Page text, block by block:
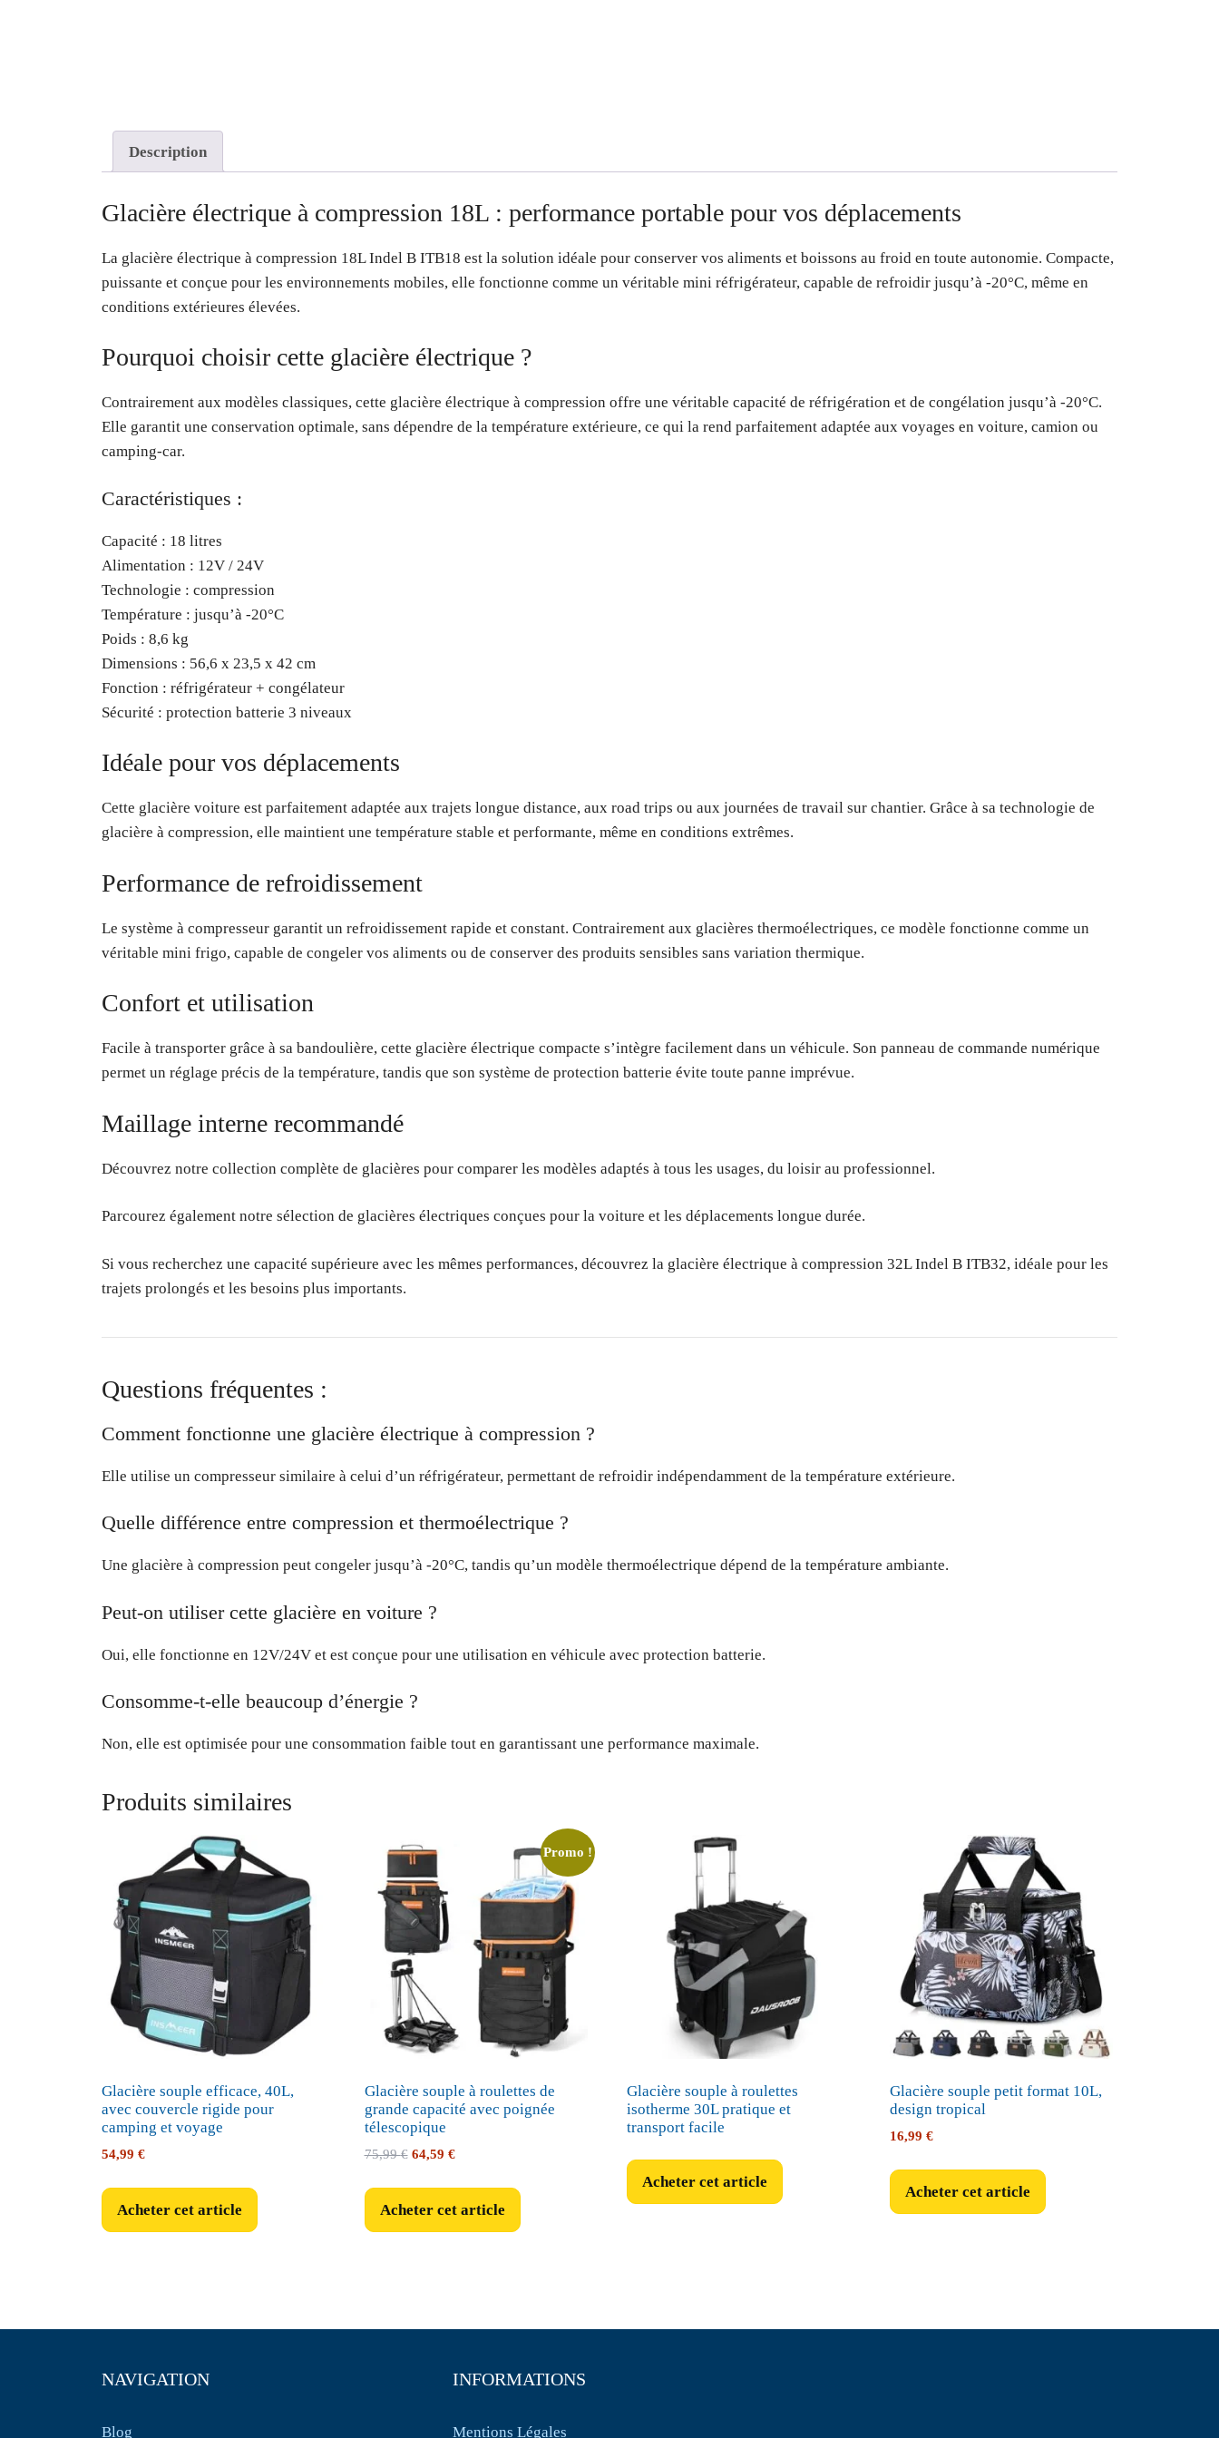
Description
Glacière électrique à compression 18L : performance portable pour vos déplacements
La glacière électrique à compression 18L Indel B ITB18 est la solution idéale pour conserver vos aliments et boissons au froid en toute autonomie. Compacte,
puissante et conçue pour les environnements mobiles, elle fonctionne comme un véritable mini réfrigérateur, capable de refroidir jusqu’à -20°C, même en
conditions extérieures élevées.
Pourquoi choisir cette glacière électrique ?
Contrairement aux modèles classiques, cette glacière électrique à compression offre une véritable capacité de réfrigération et de congélation jusqu’à -20°C.
Elle garantit une conservation optimale, sans dépendre de la température extérieure, ce qui la rend parfaitement adaptée aux voyages en voiture, camion ou
camping-car.
Caractéristiques :
Capacité : 18 litres
Alimentation : 12V / 24V
Technologie : compression
Température : jusqu’à -20°C
Poids : 8,6 kg
Dimensions : 56,6 x 23,5 x 42 cm
Fonction : réfrigérateur + congélateur
Sécurité : protection batterie 3 niveaux
Idéale pour vos déplacements
Cette glacière voiture est parfaitement adaptée aux trajets longue distance, aux road trips ou aux journées de travail sur chantier. Grâce à sa technologie de
glacière à compression, elle maintient une température stable et performante, même en conditions extrêmes.
Performance de refroidissement
Le système à compresseur garantit un refroidissement rapide et constant. Contrairement aux glacières thermoélectriques, ce modèle fonctionne comme un
véritable mini frigo, capable de congeler vos aliments ou de conserver des produits sensibles sans variation thermique.
Confort et utilisation
Facile à transporter grâce à sa bandoulière, cette glacière électrique compacte s’intègre facilement dans un véhicule. Son panneau de commande numérique
permet un réglage précis de la température, tandis que son système de protection batterie évite toute panne imprévue.
Maillage interne recommandé
Découvrez notre collection complète de glacières pour comparer les modèles adaptés à tous les usages, du loisir au professionnel.
Parcourez également notre sélection de glacières électriques conçues pour la voiture et les déplacements longue durée.
Si vous recherchez une capacité supérieure avec les mêmes performances, découvrez la glacière électrique à compression 32L Indel B ITB32, idéale pour les
trajets prolongés et les besoins plus importants.
Questions fréquentes :
Comment fonctionne une glacière électrique à compression ?
Elle utilise un compresseur similaire à celui d’un réfrigérateur, permettant de refroidir indépendamment de la température extérieure.
Quelle différence entre compression et thermoélectrique ?
Une glacière à compression peut congeler jusqu’à -20°C, tandis qu’un modèle thermoélectrique dépend de la température ambiante.
Peut-on utiliser cette glacière en voiture ?
Oui, elle fonctionne en 12V/24V et est conçue pour une utilisation en véhicule avec protection batterie.
Consomme-t-elle beaucoup d’énergie ?
Non, elle est optimisée pour une consommation faible tout en garantissant une performance maximale.
Produits similaires
Glacière souple efficace, 40L,
avec couvercle rigide pour
camping et voyage
54,99 €
Acheter cet article
Promo !
Glacière souple à roulettes de
grande capacité avec poignée
télescopique
75,99€ Le
était :
75,99 €.
64,59 €Le
est :
64,59 €.
Acheter cet article
Glacière souple à roulettes
isotherme 30L pratique et
transport facile
Acheter cet article
Glacière souple petit format 10L,
design tropical
16,99 €
Acheter cet article
NAVIGATION
Blog
INFORMATIONS
Mentions Légales